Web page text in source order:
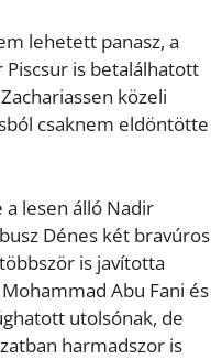
lehetett panasz, a
is betalálhatott
közeli
csaknem eldöntötte
lesen álló Nadir
Dénes két bravúros
is javította
Abu Fani és
utolsónak, de
harmadszor is